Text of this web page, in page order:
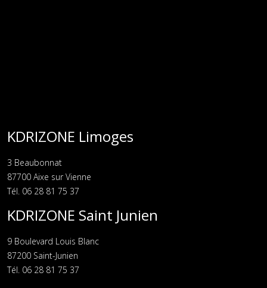
KDRIZONE Limoges
3 Beaubonnat
87700 Aixe sur Vienne
Tél. 06 28 81 75 37
KDRIZONE Saint Junien
9 Boulevard Louis Blanc
87200 Saint-Junien
Tél. 06 28 81 75 37